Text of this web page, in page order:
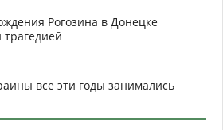
Рогозина в Донецке
трагедией
все эти годы занимались